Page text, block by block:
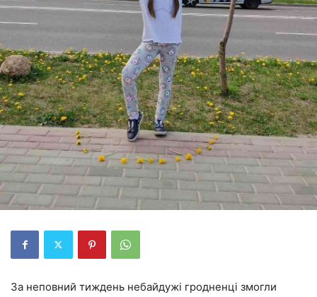
За неповний тиждень небайдужі гродненці змогли